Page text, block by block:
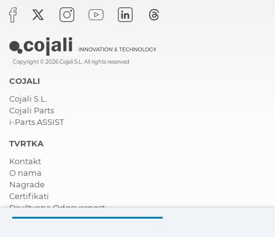
Copyright © 2026 Cojali S.L. All rights reserved
COJALI
Cojali S.L.
Cojali Parts
i-Parts ASSIST
TVRTKA
Kontakt
O nama
Nagrade
Certifikati
Društvena Odgovornost
Postanite distributer